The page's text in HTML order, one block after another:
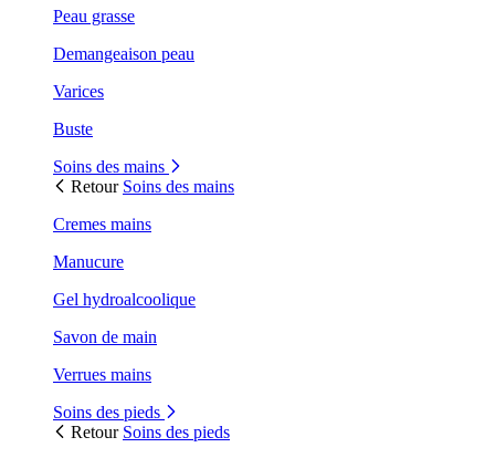
Peau grasse
Demangeaison peau
Varices
Buste
Soins des mains
Retour Soins des mains
Cremes mains
Manucure
Gel hydroalcoolique
Savon de main
Verrues mains
Soins des pieds
Retour Soins des pieds